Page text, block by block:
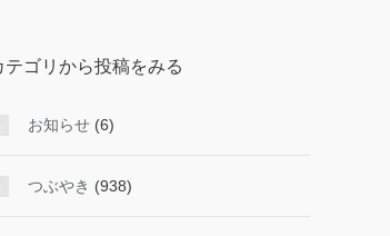
テゴリから投稿をみる
お知らせ (6)
つぶやき (938)